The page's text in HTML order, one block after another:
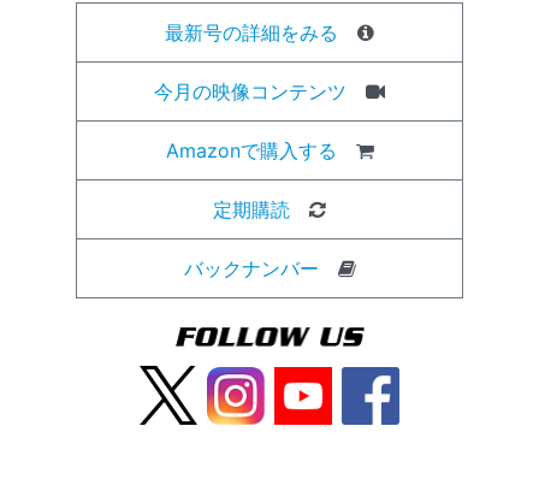
最新号の詳細をみる
今月の映像コンテンツ
Amazonで購入する
定期購読
バックナンバー